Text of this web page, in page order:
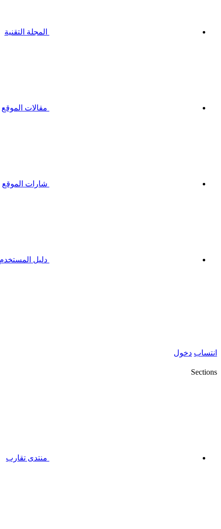
المجلة التقنية
مقالات الموقع
شارات الموقع
دليل المستخدم
انتساب دخول
Sections
منتدى تقارب